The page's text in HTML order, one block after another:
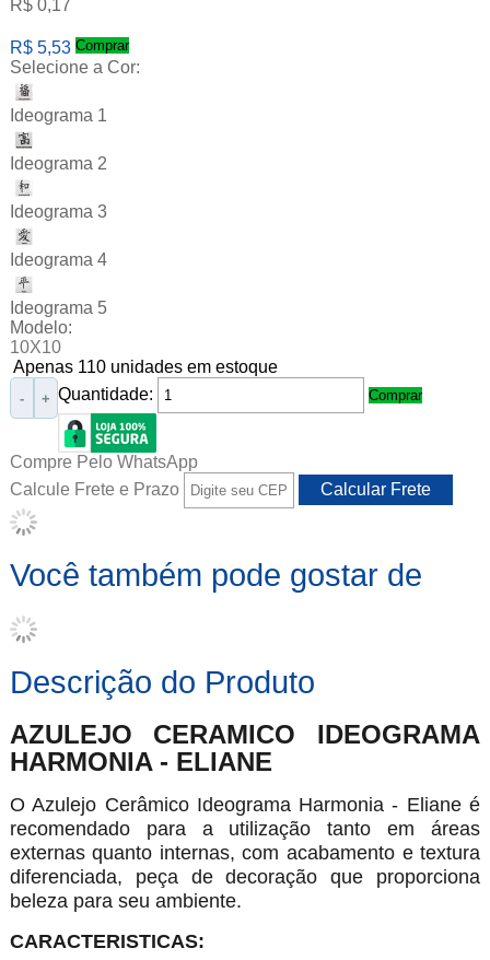
R$ 0,17
R$ 5,53 Comprar
Selecione a Cor:
Ideograma 1
Ideograma 2
Ideograma 3
Ideograma 4
Ideograma 5
Modelo:
10X10
Apenas 110 unidades em estoque
Quantidade:
- + Comprar
Compre Pelo WhatsApp
Calcule Frete e Prazo
Você também pode gostar de
Descrição do Produto
AZULEJO CERAMICO IDEOGRAMA
HARMONIA - ELIANE
O Azulejo Cerâmico Ideograma Harmonia - Eliane é
recomendado para a utilização tanto em áreas
externas quanto internas, com acabamento e textura
diferenciada, peça de decoração que proporciona
beleza para seu ambiente.
CARACTERISTICAS: